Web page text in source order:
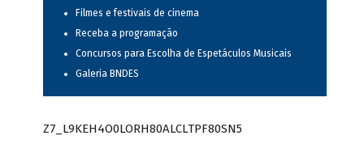
Filmes e festivais de cinema
Receba a programação
Concursos para Escolha de Espetáculos Musicais
Galeria BNDES
Z7_L9KEH4O0LORH80ALCLTPF80SN5